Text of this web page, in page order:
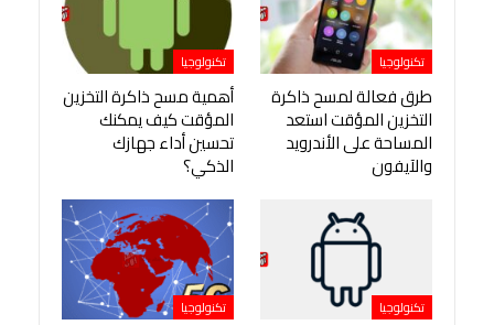
تكنولوجيا
طرق فعالة لمسح ذاكرة
التخزين المؤقت استعد
المساحة على الأندرويد
والآيفون
تكنولوجيا
أهمية مسح ذاكرة التخزين
المؤقت كيف يمكنك
تحسين أداء جهازك
الذكي؟
تكنولوجيا تكنولوجيا